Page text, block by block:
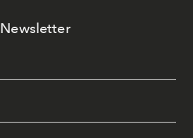
Newsletter